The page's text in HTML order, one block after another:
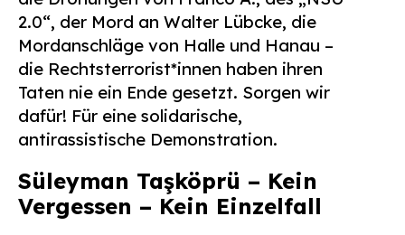
2.0“, der Mord an Walter Lübcke, die
Mordanschläge von Halle und Hanau –
die Rechtsterrorist*innen haben ihren
Taten nie ein Ende gesetzt. Sorgen wir
dafür! Für eine solidarische,
antirassistische Demonstration.
Süleyman Taşköprü – Kein
Vergessen – Kein Einzelfall